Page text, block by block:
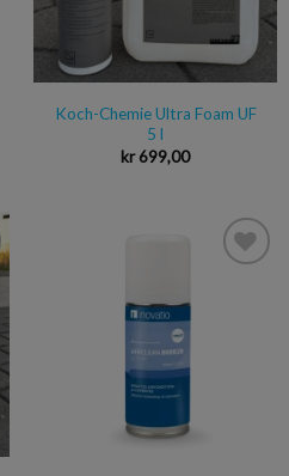
Koch-Chemie Ultra Foam UF
5 l
kr699,00
ønskeliste